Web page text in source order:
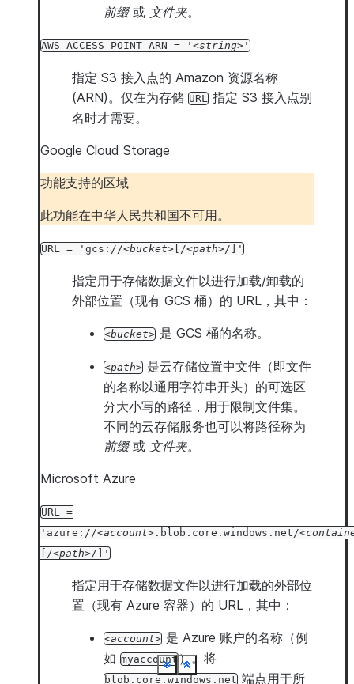
Show less
See moreShow less
See moreShow less
See moreShow less
See moreShow less
See moreShow less
See moreShow less
See moreShow less
See moreShow less
See moreShow less
See moreShow less
See moreShow less
See moreShow less
See moreShow less
See more
前缀或 文件夹。
AWS_ACCESS_POINT_ARN = ' string '
指定 S3 接入点的 Amazon 资源名称
(ARN)。仅在为存储 URL 指定 S3 接入点别
名时才需要。
Google Cloud Storage
功能支持的区域
此功能在中华人民共和国不可用。
URL = 'gcs:// bucket [/ path /]'
指定用于存储数据文件以进行加载/卸载的
外部位置（现有 GCS 桶）的 URL，其中：
bucket 是 GCS 桶的名称。
path
是云存储位置中文件（即文件
的名称以通用字符串开头）的可选区
分大小写的路径，用于限制文件集。
不同的云存储服务也可以将路径称为
前缀或 文件夹。
Microsoft Azure
URL =
'azure:// account .blob.core.windows.net/
[/ path /]'
指定用于存储数据文件以进行加载的外部位
置（现有 Azure 容器）的 URL，其中：
account
是 Azure 账户的名称（例
如 myaccount）。将
blob.core.windows.net 端点用于所
Show less
See moreShow less
See moreShow less
See moreShow less
See moreShow less
See moreShow less
See moreShow less
See moreShow less
See moreShow less
See moreShow less
See moreShow less
See moreShow less
See moreShow less
See moreShow less
See moreShow less
See moreShow less
See moreShow less
See moreShow less
See moreShow less
See moreShow less
See moreShow less
See moreShow less
See moreShow less
See moreShow less
See moreShow less
See more